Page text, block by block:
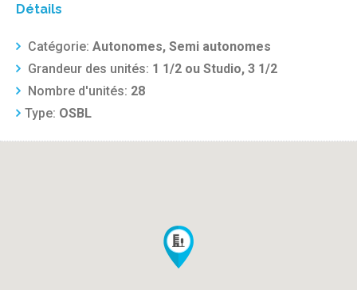
Détails
Catégorie: Autonomes, Semi autonomes
Grandeur des unités: 1 1/2 ou Studio, 3 1/2
Nombre d'unités: 28
Type: OSBL